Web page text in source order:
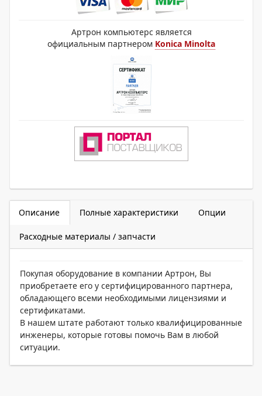
Артрон компьютерс является
официальным партнером Konica Minolta
Описание Полные характеристики Опции
Расходные материалы / запчасти
Покупая оборудование в компании Артрон, Вы
приобретаете его у сертифицированного партнера,
обладающего всеми необходимыми лицензиями и
сертификатами.
В нашем штате работают только квалифицированные
инженеры, которые готовы помочь Вам в любой
ситуации.